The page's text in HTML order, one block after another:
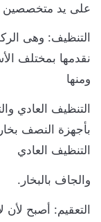
يد متخصصين
وهى
بمختلف
العادي
النصف بخار
العادي
بالبخار.
أصبح لأن لا